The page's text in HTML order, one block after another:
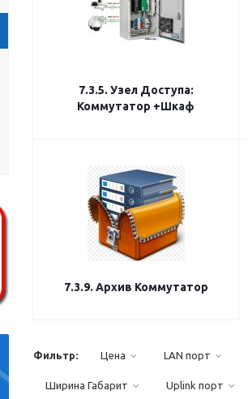
7.3.5. Узел Доступа:
Коммутатор +Шкаф
7.3.9. Архив Коммутатор
Фильтр: Цена LAN порт
Ширина Габарит Uplink порт